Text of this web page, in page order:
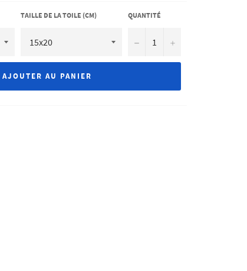
TAILLE DE LA TOILE (CM) QUANTITÉ
− +
AJOUTER AU PANIER